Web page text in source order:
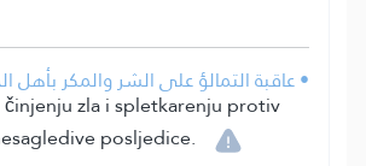
• عاقبة التمالؤ على الشر والمكر بأهل
zla i spletkarenju protiv
posljedice.